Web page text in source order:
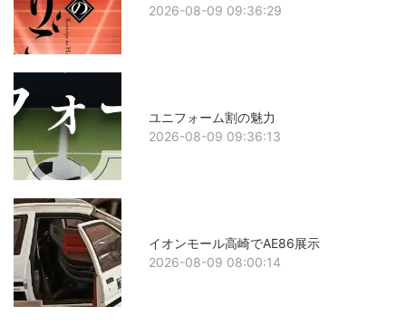
2026-08-09 09:36:29
ユニフォーム割の魅力
2026-08-09 09:36:13
イオンモール高崎でAE86展示
2026-08-09 08:00:14